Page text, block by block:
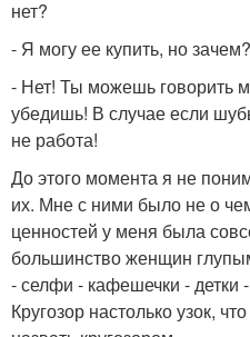
нет?
- Я могу ее купить, но
- Нет! Ты можешь говорить
убедишь! В случае если
не работа!
До этого момента я не
их. Мне с ними было не о
ценностей у меня была
большинство женщин
- селфи - кафешечки - детки
Кругозор настолько узок,